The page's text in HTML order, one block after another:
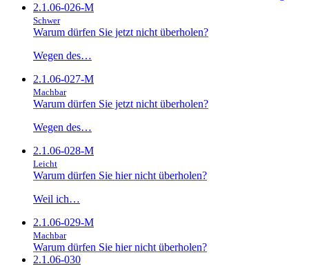
2.1.06-026-M
Schwer
Warum dürfen Sie jetzt nicht überholen?
Wegen des…
2.1.06-027-M
Machbar
Warum dürfen Sie jetzt nicht überholen?
Wegen des…
2.1.06-028-M
Leicht
Warum dürfen Sie hier nicht überholen?
Weil ich…
2.1.06-029-M
Machbar
Warum dürfen Sie hier nicht überholen?
2.1.06-030